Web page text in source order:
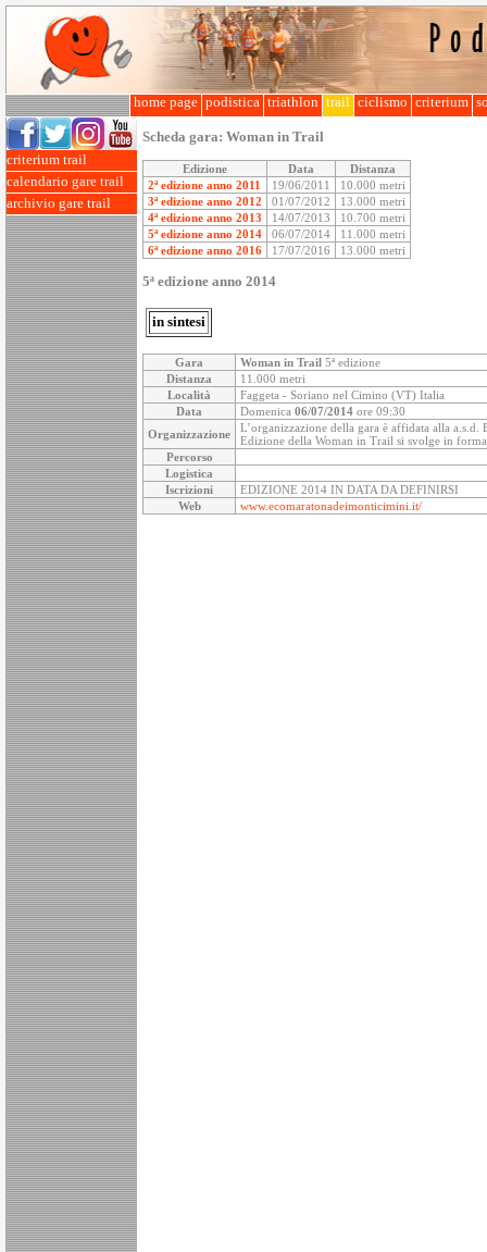
home page podistica triathlon trail ciclismo criterium
criterium trail
calendario gare trail
archivio gare trail
Scheda gara: Woman in Trail
Edizione Data
Distanza
2ª edizione anno 2011
19/06/2011
10.000 metri
3ª edizione anno 2012
01/07/2012
13.000 metri
4ª edizione anno 2013
14/07/2013
10.700 metri
5ª edizione anno 2014
06/07/2014
11.000 metri
6ª edizione anno 2016
17/07/2016 13.000 metri
5ª edizione anno 2014
in sintesi
Gara Woman in Trail 5ª edizione
Distanza
11.000 metri
Località
Faggeta - Soriano nel Cimino (VT) Italia
Data
Domenica 06/07/2014 ore 09:30
Organizzazione
L’organizzazione della gara è affidata alla
Edizione della Woman in Trail si svolge in
Percorso
Logistica
Iscrizioni
EDIZIONE 2014 IN DATA DA DEFINIRSI
Web
www.ecomaratonadeimonticimini.it/